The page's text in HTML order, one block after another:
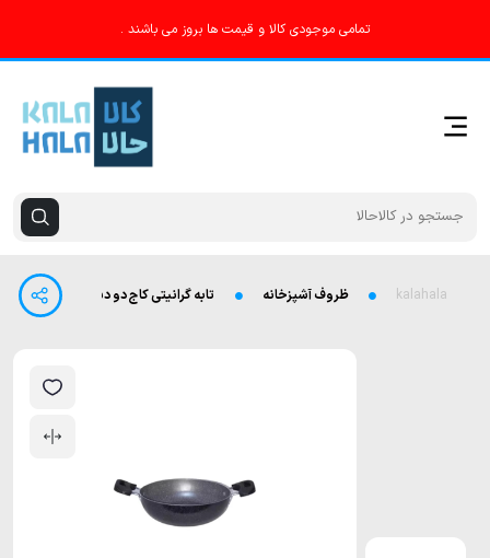
تمامی موجودی کالا و قیمت ها بروز می باشند .
kalahala ظروف آشپزخانه تابه گرانیتی کاج دو دسته دایکاست سایز 24